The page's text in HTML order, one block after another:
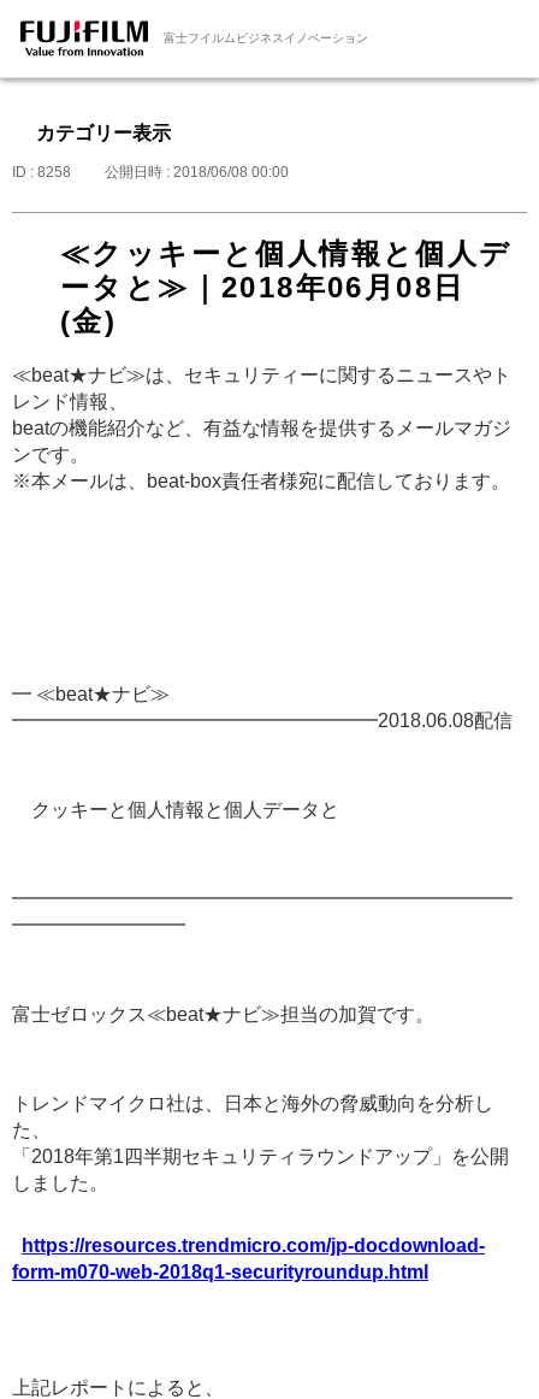
富士フイルムビジネスイノベーション
カテゴリー表示
ID : 8258 公開日時 : 2018/06/08 00:00
≪クッキーと個人情報と個人デ
ータと≫｜2018年06月08日
(金)
≪beat★ナビ≫は、セキュリティーに関するニュースやト
レンド情報、
beatの機能紹介など、有益な情報を提供するメールマガジ
ンです。
※本メールは、beat-box責任者様宛に配信しております。
━ ≪beat★ナビ≫
━━━━━━━━━━━━━━━━━━━2018.06.08配信
クッキーと個人情報と個人データと
━━━━━━━━━━━━━━━━━━━━━━━━━━
━━━━━━━━━
富士ゼロックス≪beat★ナビ≫担当の加賀です。
トレンドマイクロ社は、日本と海外の脅威動向を分析し
た、
「2018年第1四半期セキュリティラウンドアップ」を公開
しました。
https://resources.trendmicro.com/jp-docdownload-
form-m070-web-2018q1-securityroundup.html
上記レポートによると、